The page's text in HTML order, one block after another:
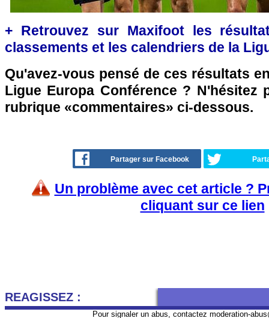
+ Retrouvez sur Maxifoot les
classements et les calendriers de la
Qu'avez-vous pensé de ces résultats
Ligue Europa Conférence ? N'hésitez
rubrique «commentaires» ci-dessous.
Partager sur Facebook
Un problème avec cet article ?
cliquant sur ce lien
REAGISSEZ :
Pour signaler un abus, contactez moderation-